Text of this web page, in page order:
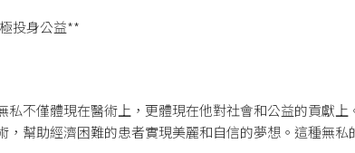
投身公益**
私不僅體現在醫術上，更體現在他對社會和公益的貢獻
，幫助經濟困難的患者實現美麗和自信的夢想。這種無